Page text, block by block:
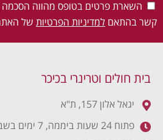
השארת פרטים בטופס מהווה הסכמה
קשר בהתאם למדיניות הפרטיות של
בית חולים וטרינרי בכיכר
יגאל אלון 157, ת"א
פתוח 24 שעות ביממה, 7 ימים בשבוע